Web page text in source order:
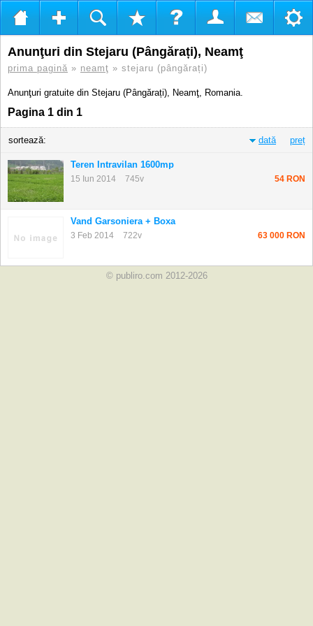
Anunţuri din Stejaru (Pângărați), Neamţ
prima pagină » neamţ » stejaru (pângărați)
Anunţuri gratuite din Stejaru (Pângărați), Neamţ, Romania.
Pagina 1 din 1
sortează: dată preț
Teren Intravilan 1600mp
15 Iun 2014 745v 54 RON
Vand Garsoniera + Boxa
3 Feb 2014 722v 63 000 RON
© publiro.com 2012-2026